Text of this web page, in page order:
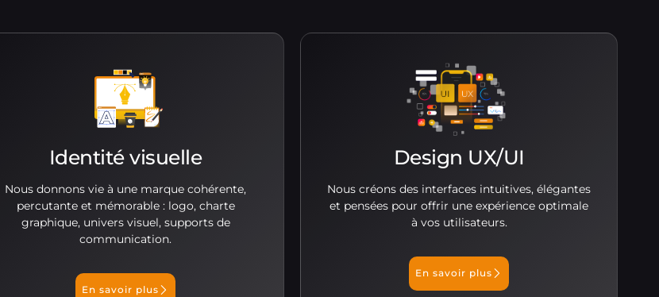
Identité visuelle
Nous donnons vie à une marque cohérente,
percutante et mémorable : logo, charte
graphique, univers visuel, supports de
communication.
En savoir plus
Design UX/UI
Nous créons des interfaces intuitives, élégantes
et pensées pour offrir une expérience optimale
à vos utilisateurs.
En savoir plus